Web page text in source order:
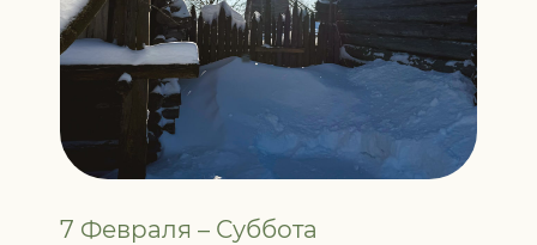
7 Февраля – Суббота